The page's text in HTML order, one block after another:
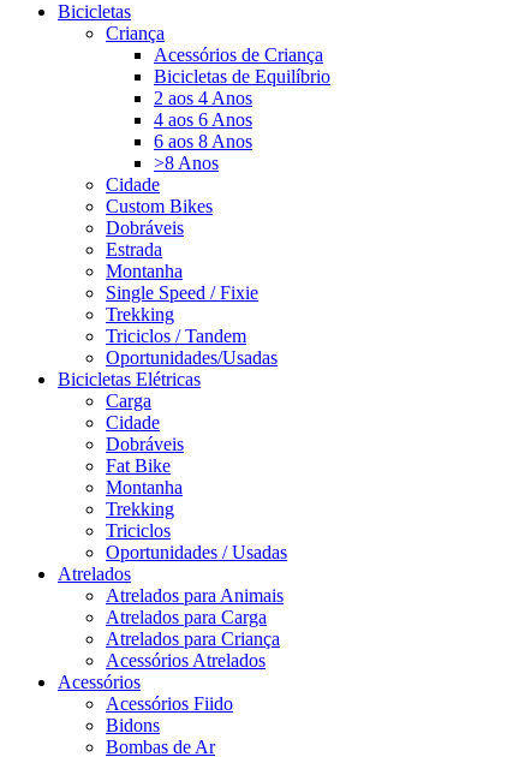
Bicicletas
Criança
Acessórios de Criança
Bicicletas de Equilíbrio
2 aos 4 Anos
4 aos 6 Anos
6 aos 8 Anos
>8 Anos
Cidade
Custom Bikes
Dobráveis
Estrada
Montanha
Single Speed / Fixie
Trekking
Triciclos / Tandem
Oportunidades/Usadas
Bicicletas Elétricas
Carga
Cidade
Dobráveis
Fat Bike
Montanha
Trekking
Triciclos
Oportunidades / Usadas
Atrelados
Atrelados para Animais
Atrelados para Carga
Atrelados para Criança
Acessórios Atrelados
Acessórios
Acessórios Fiido
Bidons
Bombas de Ar